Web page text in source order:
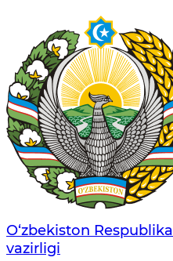
O‘zbеkistоn
vаzirligi